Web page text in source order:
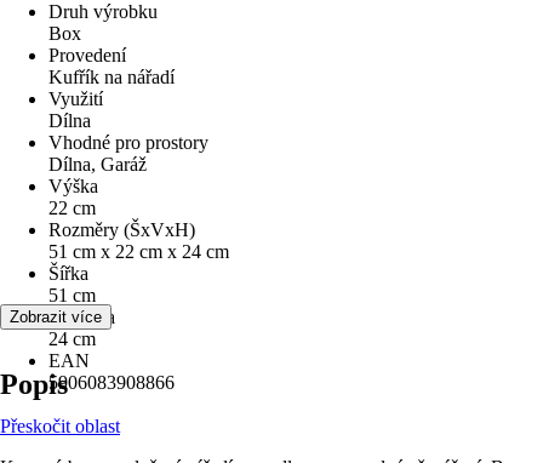
Druh výrobku
Box
Provedení
Kufřík na nářadí
Využití
Dílna
Vhodné pro prostory
Dílna, Garáž
Výška
22 cm
Rozměry (ŠxVxH)
51 cm x 22 cm x 24 cm
Šířka
51 cm
Hloubka
24 cm
EAN
5906083908866
Zobrazit více
Popis
Přeskočit oblast